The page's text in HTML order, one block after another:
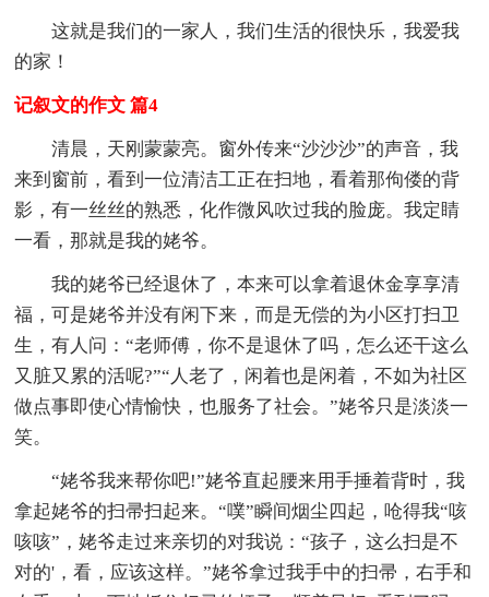
这就是我们的一家人，我们生活的很快乐，我爱我
的家！
记叙文的作文 篇4
清晨，天刚蒙蒙亮。窗外传来“沙沙沙”的声音，我
来到窗前，看到一位清洁工正在扫地，看着那佝偻的背
影，有一丝丝的熟悉，化作微风吹过我的脸庞。我定睛
一看，那就是我的姥爷。
我的姥爷已经退休了，本来可以拿着退休金享享清
福，可是姥爷并没有闲下来，而是无偿的为小区打扫卫
生，有人问：“老师傅，你不是退休了吗，怎么还干这么
又脏又累的活呢?”“人老了，闲着也是闲着，不如为社区
做点事即使心情愉快，也服务了社会。”姥爷只是淡淡一
笑。
“姥爷我来帮你吧!”姥爷直起腰来用手捶着背时，我
拿起姥爷的扫帚扫起来。“噗”瞬间烟尘四起，呛得我“咳
咳咳”，姥爷走过来亲切的对我说：“孩子，这么扫是不
对的'，看，应该这样。”姥爷拿过我手中的扫帚，右手和